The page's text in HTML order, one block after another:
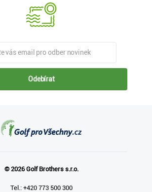
Odebírat
© 2026 Golf Brothers s.r.o.
Tel.: +420 773 500 300